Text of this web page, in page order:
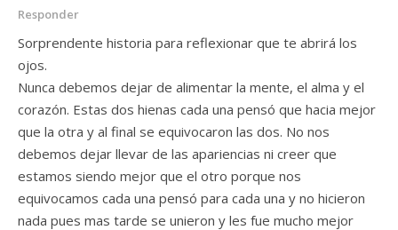
Responder
Sorprendente historia para reflexionar que te abrirá los
ojos.
Nunca debemos dejar de alimentar la mente, el alma y el
corazón. Estas dos hienas cada una pensó que hacia mejor
que la otra y al final se equivocaron las dos. No nos
debemos dejar llevar de las apariencias ni creer que
estamos siendo mejor que el otro porque nos
equivocamos cada una pensó para cada una y no hicieron
nada pues mas tarde se unieron y les fue mucho mejor